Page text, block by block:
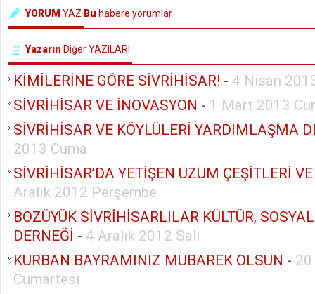
YORUM YAZ Bu habere yorumlar
Yazarın Diğer YAZILARI
KİMİLERİNE GÖRE SİVRİHİSAR! - 4 Nisan
SİVRİHİSAR VE İNOVASYON - 1 Mart 2013
SİVRİHİSAR VE KÖYLÜLERİ YARDIMLAŞMA
2013 Cuma
SİVRİHİSAR’DA YETİŞEN ÜZÜM ÇEŞİTLERİ
Aralık 2012 Perşembe
BOZÜYÜK SİVRİHİSARLILAR KÜLTÜR,
DERNEĞİ - 4 Aralık 2012 Salı
KURBAN BAYRAMINIZ MÜBAREK OLSUN -
Cumartesi